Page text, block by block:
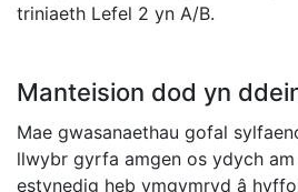
triniaeth Lefel 2 yn A/B.
Manteision dod yn
Mae gwasanaethau gofal
llwybr gyrfa amgen os ydych am
estynedig heb ymgymryd â